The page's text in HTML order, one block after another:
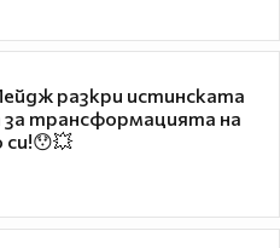
разкри истинската
за трансформацията на